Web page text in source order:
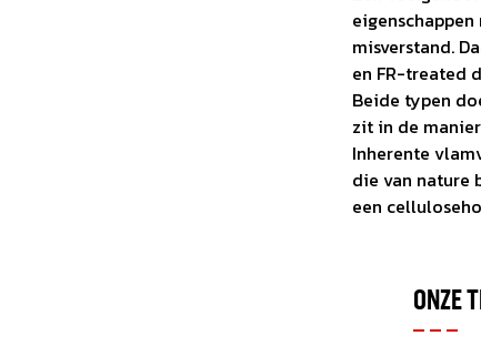
Als je
Voor
We zijn
Focus op
misverstand.
en FR-treated
Beide typen
zit in de
Inherente
die van nature
een
ONZE